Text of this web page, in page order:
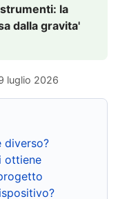
la
dalla gravita'
luglio 2026
diverso?
ottiene